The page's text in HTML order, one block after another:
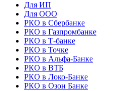
Для ИП
Для ООО
РКО в Сбербанке
РКО в Газпромбанке
РКО в Т-банке
РКО в Точке
РКО в Альфа-Банке
РКО в ВТБ
РКО в Локо-Банке
РКО в Озон Банке